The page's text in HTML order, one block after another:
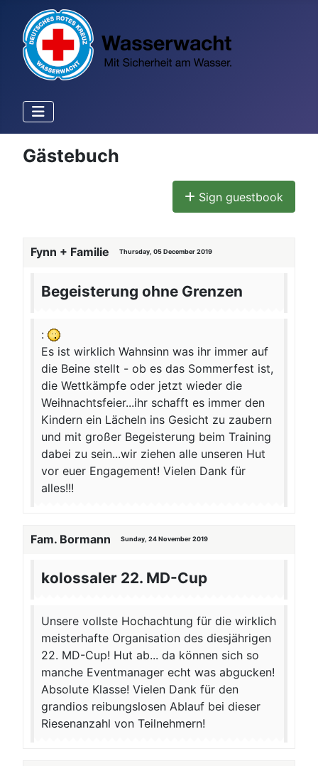
Gästebuch
Sign guestbook
Fynn + Familie Thursday, 05 December 2019
Begeisterung ohne Grenzen
:
Es ist wirklich Wahnsinn was ihr immer auf
die Beine stellt - ob es das Sommerfest ist,
die Wettkämpfe oder jetzt wieder die
Weihnachtsfeier...ihr schafft es immer den
Kindern ein Lächeln ins Gesicht zu zaubern
und mit großer Begeisterung beim Training
dabei zu sein...wir ziehen alle unseren Hut
vor euer Engagement! Vielen Dank für
alles!!!
Fam. Bormann Sunday, 24 November 2019
kolossaler 22. MD-Cup
Unsere vollste Hochachtung für die wirklich
meisterhafte Organisation des diesjährigen
22. MD-Cup! Hut ab... da können sich so
manche Eventmanager echt was abgucken!
Absolute Klasse! Vielen Dank für den
grandios reibungslosen Ablauf bei dieser
Riesenanzahl von Teilnehmern!